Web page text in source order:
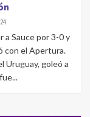
a Sauce por 3-0 y
con el Apertura.
Uruguay, goleó a